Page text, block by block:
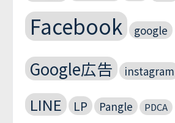
Facebook google
Google広告 instagram
LINE LP Pangle PDCA